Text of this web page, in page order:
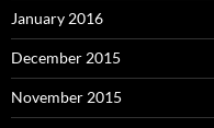
January 2016
December 2015
November 2015